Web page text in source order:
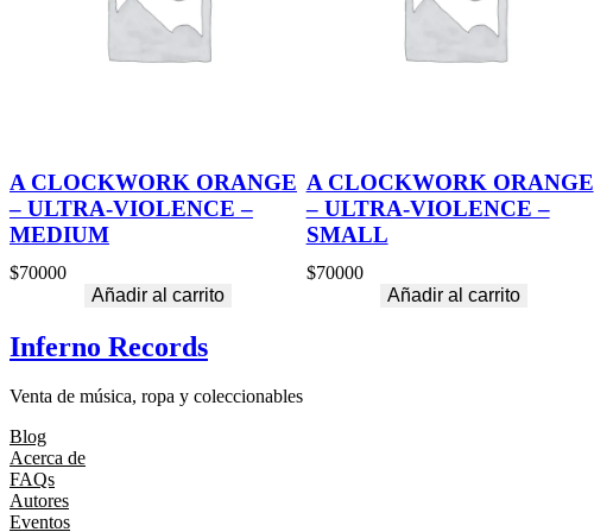
A CLOCKWORK ORANGE
– ULTRA-VIOLENCE –
MEDIUM
$70000
Añadir al carrito
A CLOCKWORK ORANGE
– ULTRA-VIOLENCE –
SMALL
$70000
Añadir al carrito
Inferno Records
Venta de música, ropa y coleccionables
Blog
Acerca de
FAQs
Autores
Eventos